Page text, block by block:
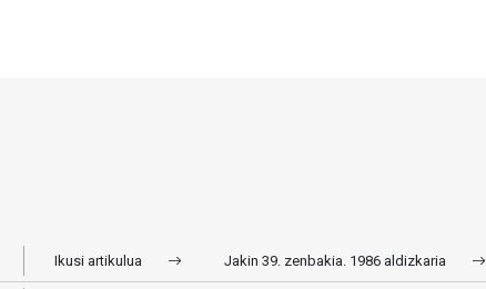
Ikusi artikulua Jakin 39. zenbakia. 1986 aldizkaria